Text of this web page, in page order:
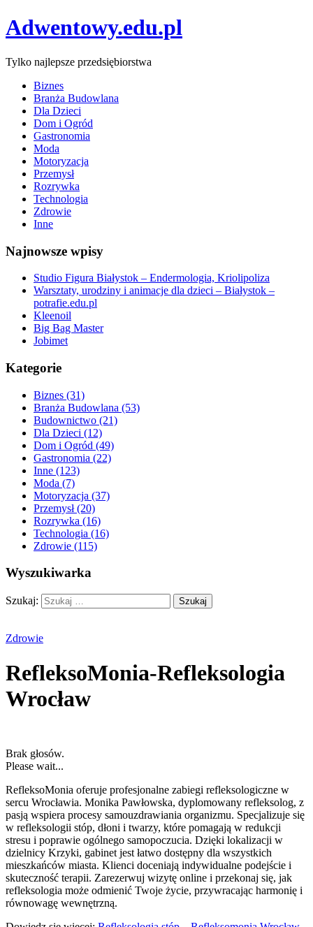
Adwentowy.edu.pl
Tylko najlepsze przedsiębiorstwa
Biznes
Branża Budowlana
Dla Dzieci
Dom i Ogród
Gastronomia
Moda
Motoryzacja
Przemysł
Rozrywka
Technologia
Zdrowie
Inne
Najnowsze wpisy
Studio Figura Białystok – Endermologia, Kriolipoliza
Warsztaty, urodziny i animacje dla dzieci – Białystok –
potrafie.edu.pl
Kleenoil
Big Bag Master
Jobimet
Kategorie
Biznes (31)
Branża Budowlana (53)
Budownictwo (21)
Dla Dzieci (12)
Dom i Ogród (49)
Gastronomia (22)
Inne (123)
Moda (7)
Motoryzacja (37)
Przemysł (20)
Rozrywka (16)
Technologia (16)
Zdrowie (115)
Wyszukiwarka
Szukaj:
Zdrowie
RefleksoMonia-Refleksologia
Wrocław
Brak głosów.
Please wait...
RefleksoMonia oferuje profesjonalne zabiegi refleksologiczne w
sercu Wrocławia. Monika Pawłowska, dyplomowany refleksolog, z
pasją wspiera procesy samouzdrawiania organizmu. Specjalizuje się
w refleksologii stóp, dłoni i twarzy, które pomagają w redukcji
stresu i poprawie ogólnego samopoczucia. Dzięki lokalizacji w
dzielnicy Krzyki, gabinet jest łatwo dostępny dla wszystkich
mieszkańców miasta. Klienci doceniają indywidualne podejście i
skuteczność terapii. Zarezerwuj wizytę online i przekonaj się, jak
refleksologia może odmienić Twoje życie, przywracając harmonię i
równowagę wewnętrzną.